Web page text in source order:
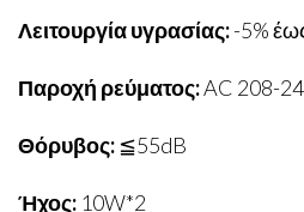
Λειτουργία υγρασίας:-5%
Παροχή ρεύματος:AC 208-
Θόρυβος: ≦55dB
Ήχος: 10W*2